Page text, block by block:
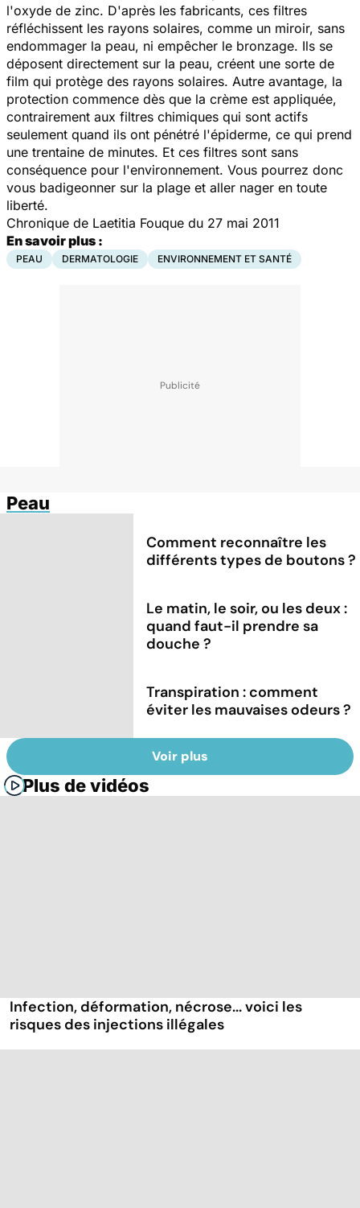
l'oxyde de zinc. D'après les fabricants, ces filtres
réfléchissent les rayons solaires, comme un miroir, sans
endommager la peau, ni empêcher le bronzage. Ils se
déposent directement sur la peau, créent une sorte de
film qui protège des rayons solaires. Autre avantage, la
protection commence dès que la crème est appliquée,
contrairement aux filtres chimiques qui sont actifs
seulement quand ils ont pénétré l'épiderme, ce qui prend
une trentaine de minutes. Et ces filtres sont sans
conséquence pour l'environnement. Vous pourrez donc
vous badigeonner sur la plage et aller nager en toute
liberté.
Chronique de Laetitia Fouque du 27 mai 2011
En savoir plus :
PEAU DERMATOLOGIE ENVIRONNEMENT ET SANTÉ
Peau
Comment reconnaître les
différents types de boutons ?
Le matin, le soir, ou les deux :
quand faut-il prendre sa
douche ?
Transpiration : comment
éviter les mauvaises odeurs ?
Voir plus
Plus de vidéos
Infection, déformation, nécrose... voici les
risques des injections illégales